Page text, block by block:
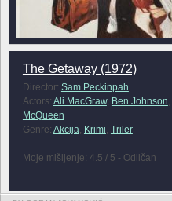
The Getaway (1972)
Director: Sam Peckinpah
Actors: Ali MacGraw, Ben Johnson
McQueen
Genre: Akcija Krimi Triler
Moje mišljenje: 4.5 / 5 - Odličan